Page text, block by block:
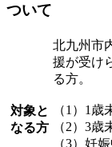
ついて
対象と
なる方
北九州市
援が受け
る方。
（1）1
（2）3
（3）妊